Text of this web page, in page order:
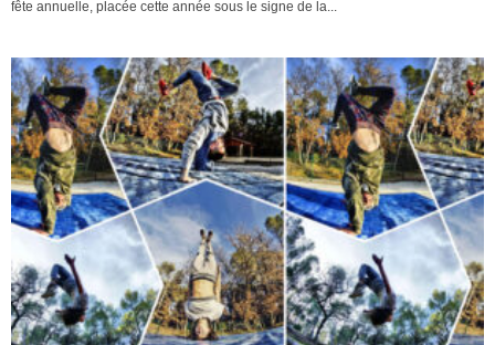
fête annuelle, placée cette année sous le signe de la...